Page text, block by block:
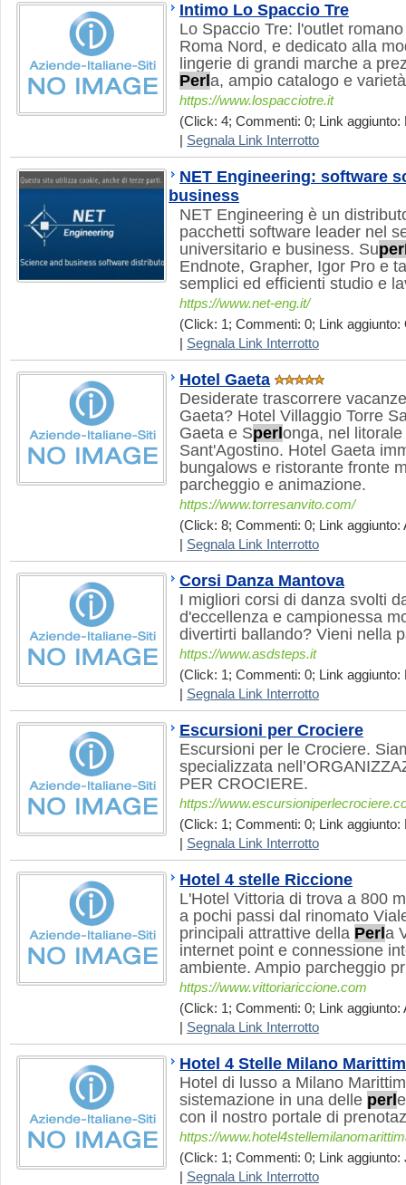
Intimo Lo Spaccio Tre
Lo Spaccio Tre: l'outlet
Roma Nord, e dedicato alla
lingerie di grandi marche a
Perl a, ampio catalogo e
https://www.lospacciotre.it
(Click: 4; Commenti: 0; Link aggiunto:
Segnala Link Interrotto
NET Engineering: software
business
NET Engineering è un
pacchetti software leader nel
universitario e business. Su
Endnote, Grapher, Igor Pro e
semplici ed efficienti studio e
https://www.net-eng.it/
(Click: 1; Commenti: 0; Link aggiunto:
Segnala Link Interrotto
Hotel Gaeta
Desiderate trascorrere
Gaeta? Hotel Villaggio Torre
Gaeta e Sperl onga, nel
Sant'Agostino. Hotel Gaeta
bungalows e ristorante fronte
parcheggio e animazione.
https://www.torresanvito.com/
(Click: 8; Commenti: 0; Link aggiunto:
Segnala Link Interrotto
Corsi Danza Mantova
I migliori corsi di danza svolti
d'eccellenza e campionessa
divertirti ballando? Vieni nella
https://www.asdsteps.it
(Click: 1; Commenti: 0; Link aggiunto:
Segnala Link Interrotto
Escursioni per Crociere
Escursioni per le Crociere.
specializzata
PER CROCIERE.
https://
(Click: 1; Commenti: 0; Link aggiunto:
Segnala Link Interrotto
Hotel 4 stelle Riccione
L'Hotel Vittoria di trova a 800
a pochi passi dal rinomato
principali attrattive della Perl a
internet point e connessione
ambiente. Ampio parcheggio
https://www.vittoriariccione.com
(Click: 1; Commenti: 0; Link aggiunto:
Segnala Link Interrotto
Hotel 4 Stelle Milano
Hotel di lusso a Milano
sistemazione in una delle perl
con il nostro portale di
https://
(Click: 1; Commenti: 0; Link aggiunto:
Segnala Link Interrotto